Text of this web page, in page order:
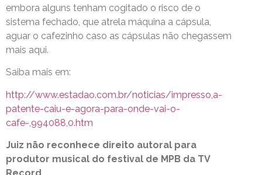
embora alguns tenham cogitado o risco de o
sistema fechado, que atrela máquina a cápsula,
aguar o cafezinho caso as cápsulas não chegassem
mais aqui.
Saiba mais em:
http://www.estadao.com.br/noticias/impresso,a-
patente-caiu-e-agora-para-onde-vai-o-
cafe-,994088,0.htm
Juiz não reconhece direito autoral para
produtor musical do festival de MPB da TV